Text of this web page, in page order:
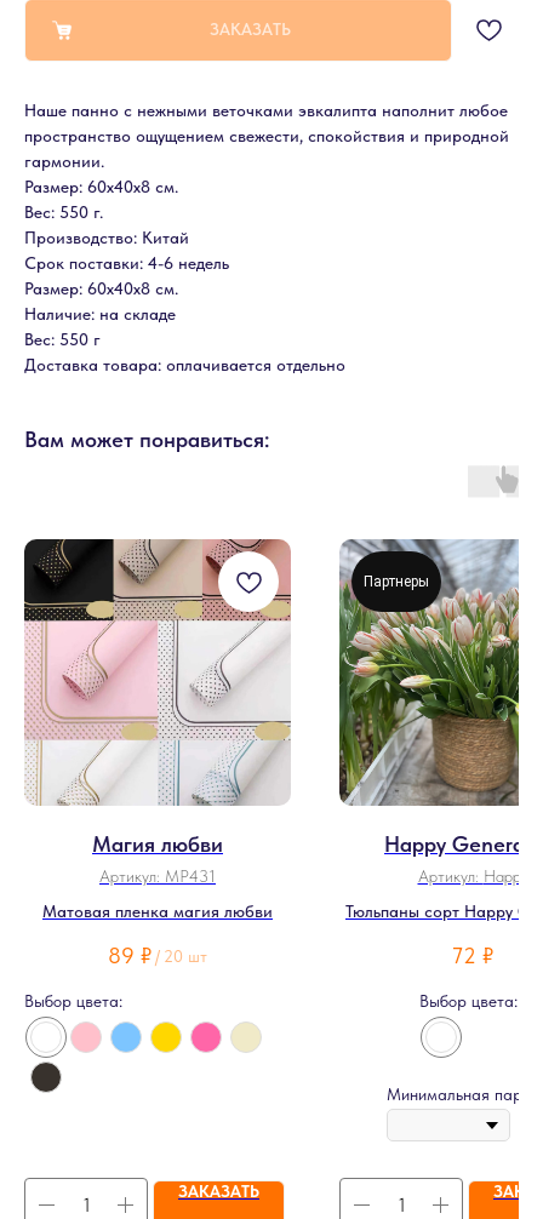
ЗАКАЗАТЬ
Наше панно с нежными веточками эвкалипта наполнит любое
пространство ощущением свежести, спокойствия и природной
гармонии.
Размер: 60х40х8 см.
Вес: 550 г.
Производство: Китай
Срок поставки: 4-6 недель
Размер: 60х40х8 см.
Наличие: на складе
Вес: 550 г
Доставка товара: оплачивается отдельно
Вам может понравиться:
Магия любви
Артикул: MP431
Матовая пленка магия любви
89 ₽ / 20 шт
Выбор цвета:
ЗАКАЗАТЬ
Партнеры
Happy
Артикул: Happy
Тюльпаны сорт Happy
72 ₽
Выбор цвета:
Минимальная